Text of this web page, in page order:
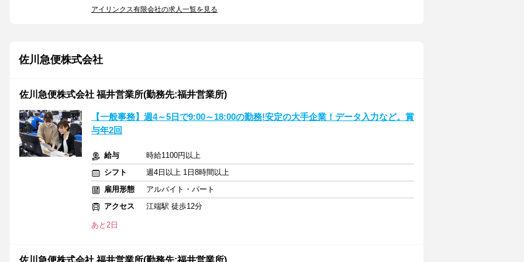
アイリンクス有限会社の求人一覧を見る
佐川急便株式会社
佐川急便株式会社 福井営業所(勤務先:福井営業所)
【一般事務】週4～5日で9:00～18:00の勤務!安定の大手企業！データ入力など。賞
与年2回
給与
時給1100円以上
シフト
週4日以上 1日8時間以上
雇用形態
アルバイト・パート
アクセス
江端駅 徒歩12分
あと2日
佐川急便株式会社 福井営業所(勤務先:福井営業所)